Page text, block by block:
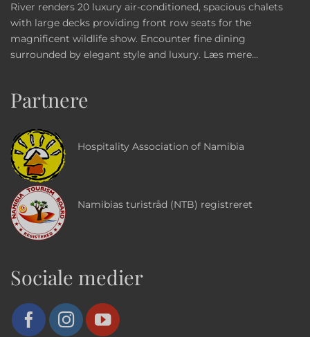
River renders 20 luxury air-conditioned, spacious chalets
with large decks providing front row seats for the
magnificent wildlife show. Encounter fine dining
surrounded by elegant style and luxury. Læs mere...
Partnere
Hospitality Association of Namibia
Namibias turistråd (NTB) registreret
Sociale medier